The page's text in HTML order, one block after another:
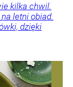
kilka chwil.
letni obiad.
dzięki